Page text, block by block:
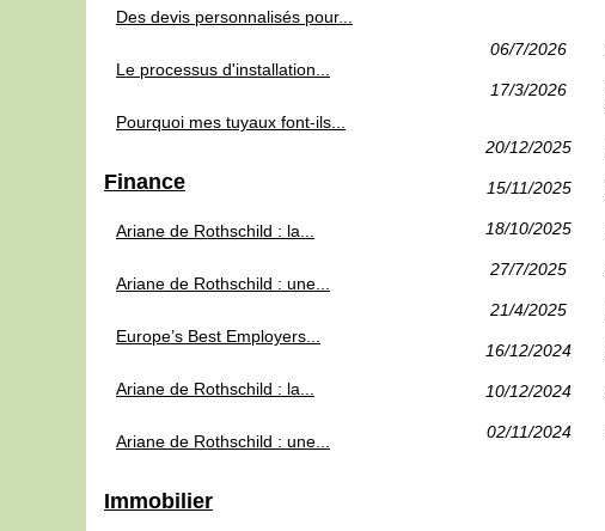
06/7/2026
17/3/2026
20/12/2025
15/11/2025
18/10/2025
27/7/2025
21/4/2025
16/12/2024
10/12/2024
02/11/2024
Des devis personnalisés pour...
Le processus d'installation...
Pourquoi mes tuyaux font-ils...
Finance
Ariane de Rothschild : la...
Ariane de Rothschild : une...
Europe’s Best Employers...
Ariane de Rothschild : la...
Ariane de Rothschild : une...
Immobilier